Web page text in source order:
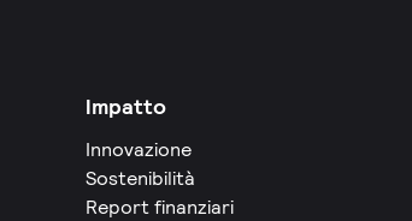
Impatto
Innovazione
Sostenibilità
Report finanziari